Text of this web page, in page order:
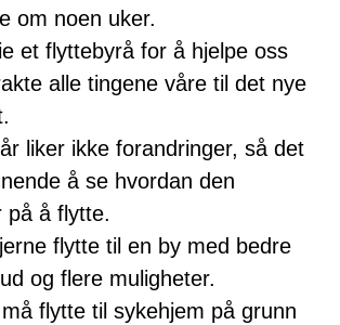
om noen uker.
et flyttebyrå for å hjelpe oss
alle tingene våre til det nye
liker ikke forandringer, så det
å se hvordan den
på å flytte.
flytte til en by med bedre
og flere muligheter.
flytte til sykehjem på grunn